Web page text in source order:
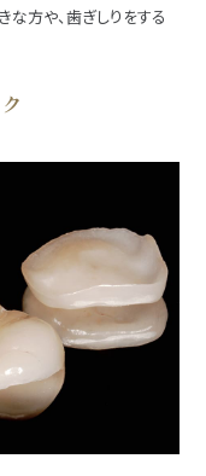
方や、歯ぎしりをする